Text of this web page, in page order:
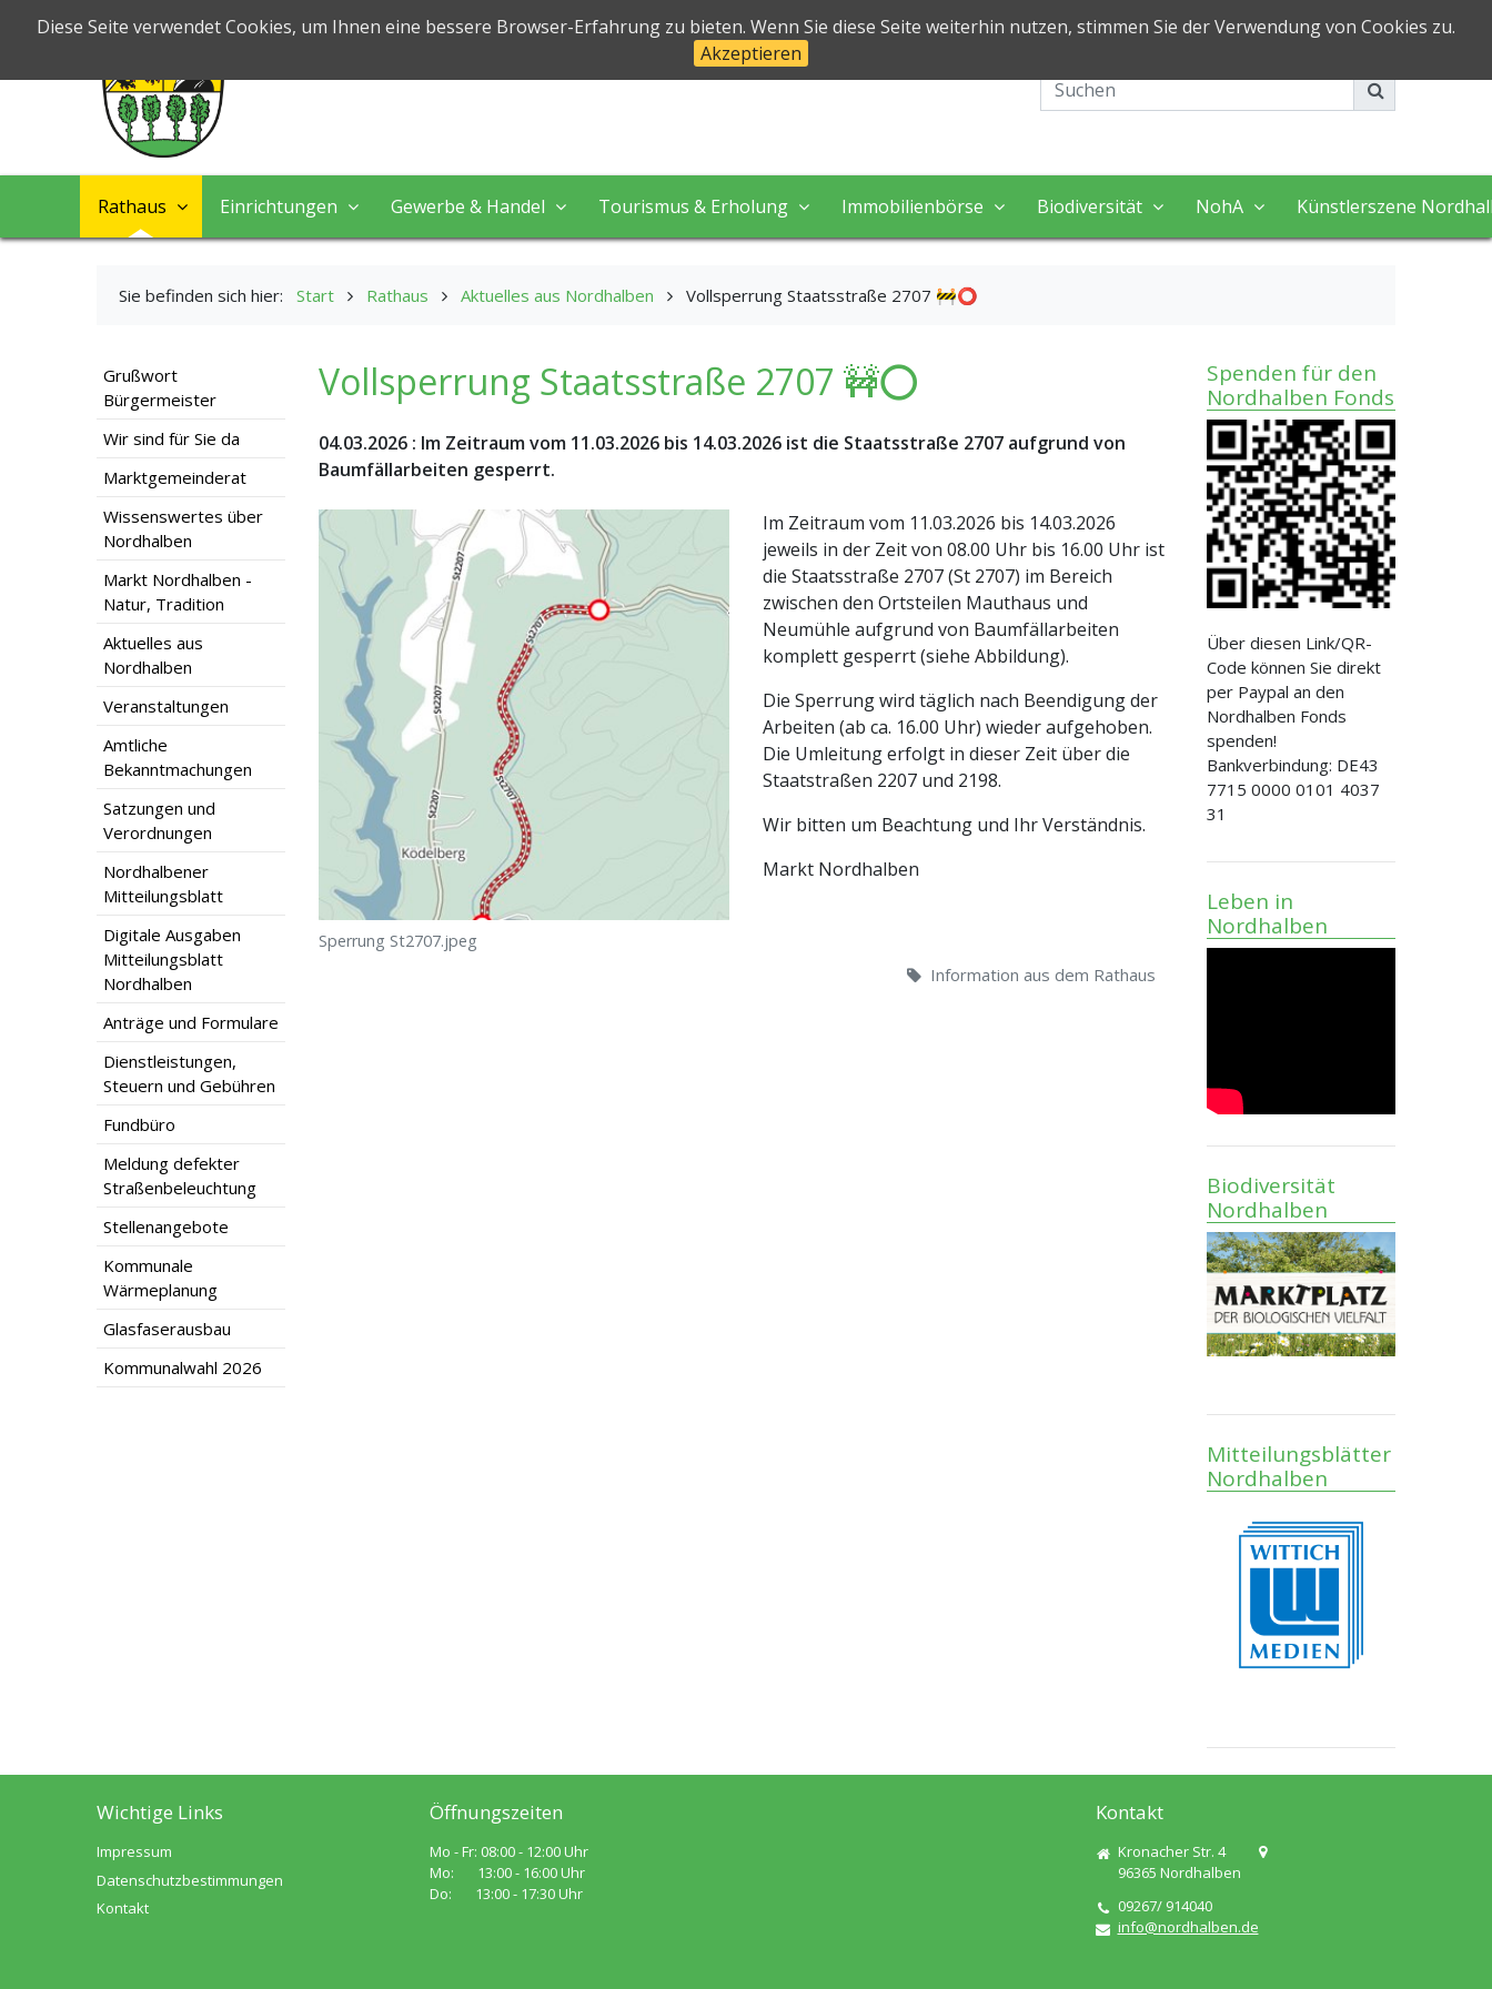
Diese Seite verwendet Cookies, um Ihnen eine bessere Browser-Erfahrung zu bieten. Wenn Sie diese Seite weiterhin nutzen, stimmen Sie der Verwendung von Cookies zu.
Akzeptieren
Markt Nordhalben
Leben & Arbeiten in perfekter Natur!
Impressum Kontakt
Rathaus Einrichtungen Gewerbe & Handel Tourismus & Erholung Immobilienbörse Biodiversität NohA Künstlerszene
Sie befinden sich hier: Start Rathaus Aktuelles aus Nordhalben Vollsperrung Staatsstraße 2707 🚧⭕️
Grußwort
Bürgermeister
Wir sind für Sie da
Marktgemeinderat
Wissenswertes über
Nordhalben
Markt Nordhalben -
Natur, Tradition
Aktuelles aus
Nordhalben
Veranstaltungen
Amtliche
Bekanntmachungen
Satzungen und
Verordnungen
Nordhalbener
Mitteilungsblatt
Digitale Ausgaben
Mitteilungsblatt
Nordhalben
Anträge und Formulare
Dienstleistungen,
Steuern und Gebühren
Fundbüro
Meldung defekter
Straßenbeleuchtung
Stellenangebote
Kommunale
Wärmeplanung
Glasfaserausbau
Kommunalwahl 2026
Vollsperrung Staatsstraße 2707 🚧⭕️
04.03.2026 : Im Zeitraum vom 11.03.2026 bis 14.03.2026 ist die Staatsstraße 2707 aufgrund von
Baumfällarbeiten gesperrt.
Sperrung St2707.jpeg
Im Zeitraum vom 11.03.2026 bis 14.03.2026
jeweils in der Zeit von 08.00 Uhr bis 16.00 Uhr ist
die Staatsstraße 2707 (St 2707) im Bereich
zwischen den Ortsteilen Mauthaus und
Neumühle aufgrund von Baumfällarbeiten
komplett gesperrt (siehe Abbildung).
Die Sperrung wird täglich nach Beendigung der
Arbeiten (ab ca. 16.00 Uhr) wieder aufgehoben.
Die Umleitung erfolgt in dieser Zeit über die
Staatstraßen 2207 und 2198.
Wir bitten um Beachtung und Ihr Verständnis.
Markt Nordhalben
Information aus dem Rathaus
Spenden für den
Nordhalben Fonds
Über diesen Link/QR-
Code können Sie direkt
per Paypal an den
Nordhalben Fonds
spenden!
Bankverbindung: DE43
7715 0000 0101 4037
31
Leben in
Nordhalben
Biodiversität
Nordhalben
Mitteilungsblätter
Nordhalben
Wichtige Links
Impressum
Datenschutzbestimmungen
Kontakt
Öffnungszeiten
Mo - Fr: 08:00 - 12:00 Uhr
Mo: 13:00 - 16:00 Uhr
Do: 13:00 - 17:30 Uhr
Kontakt
Kronacher Str. 4
96365 Nordhalben
09267/ 914040
info@nordhalben.de